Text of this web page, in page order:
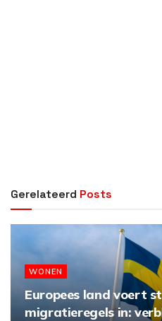
Gerelateerd Posts
WONEN
Europees land voert
migratieregels in: